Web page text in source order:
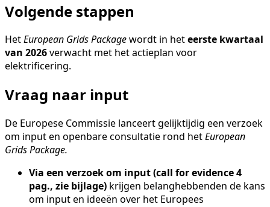
Volgende stappen
HetEuropean Grids Packagewordt in heteerste kwartaal
van 2026verwacht met het actieplan voor
elektrificering.
Vraag naar input
De Europese Commissie lanceert gelijktijdig een verzoek
om input en openbare consultatie rond hetEuropean
Grids Package.
Via een verzoek om input (call for evidence 4
pag., zie bijlage) krijgen belanghebbenden de kans
om input en ideeën over het Europees